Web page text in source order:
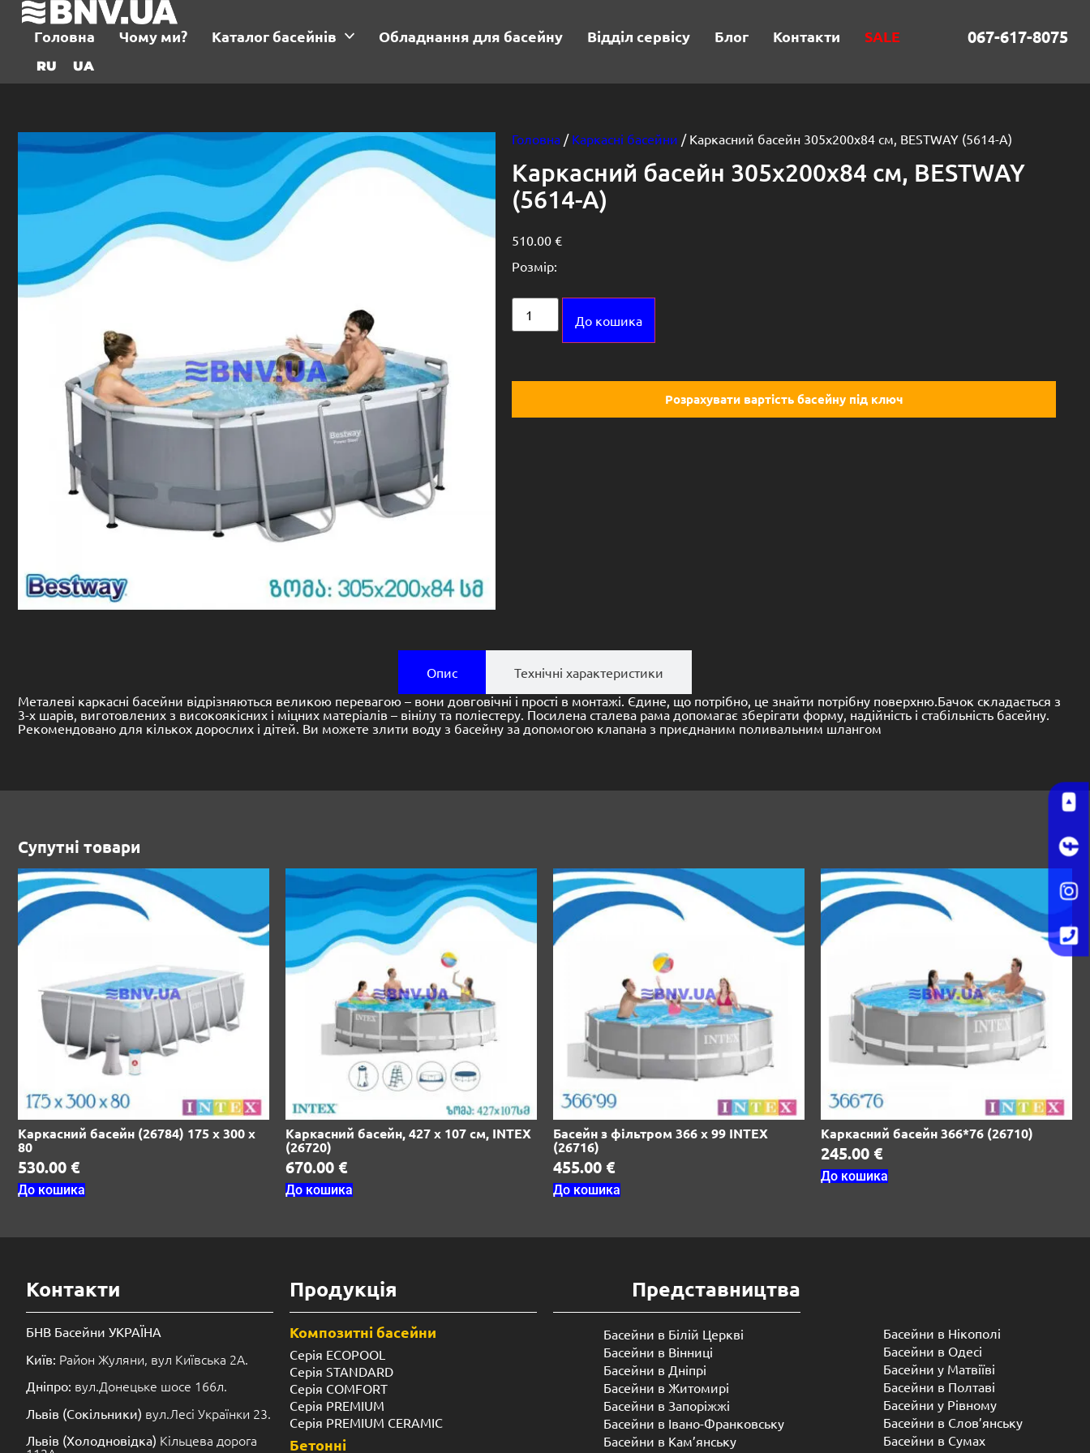
Головна Чому ми? Каталог басейнів Обладнання для басейну Відділ сервісу Блог Контакти SALE 067-617-8075
RU UA
Головна / Каркасні басейни / Каркасний басейн 305х200х84 см, BESTWAY (5614-A)
Каркасний басейн 305х200х84 см, BESTWAY
(5614-A)
510.00€
Розмір:
До кошика
Розрахувати вартість басейну під ключ
Опис
Технічні характеристики
Металеві каркасні басейни відрізняються великою перевагою – вони довговічні і прості в монтажі. Єдине, що потрібно, це знайти потрібну поверхню.Бачок складається з
3-х шарів, виготовлених з високоякісних і міцних матеріалів – вінілу та поліестеру. Посилена сталева рама допомагає зберігати форму, надійність і стабільність басейну.
Рекомендовано для кількох дорослих і дітей. Ви можете злити воду з басейну за допомогою клапана з приєднаним поливальним шлангом
Супутні товари
Каркасний басейн (26784) 175 х 300 х
80
530.00 €
До кошика
Каркасний басейн, 427 х 107 см, INTEX
(26720)
670.00 €
До кошика
Басейн з фільтром 366 х 99 INTEX
(26716)
455.00 €
До кошика
Каркасний басейн 366*76 (26710)
245.00 €
До кошика
Контакти
БНВ Басейни УКРАЇНА
Київ: Район Жуляни, вул Київська 2А.
Дніпро: вул.Донецьке шосе 166л.
Львів (Сокільники) вул.Лесі Українки 23.
Львів (Холодновідка) Кільцева дорога
Продукція
Композитні басейни
Серія ECOPOOL
Серія STANDARD
Серія COMFORT
Серія PREMIUM
Серія PREMIUM CERAMIC
Бетонні
Представництва
Басейни в Білій Церкві
Басейни в Вінниці
Басейни в Дніпрі
Басейни в Житомирі
Басейни в Запоріжжі
Басейни в Івано-Франковську
Басейни в Кам’янську
Басейни в Нікополі
Басейни в Одесі
Басейни у Матвіїві
Басейни в Полтаві
Басейни у ​​Рівному
Басейни в Слов’янську
Басейни в Сумах